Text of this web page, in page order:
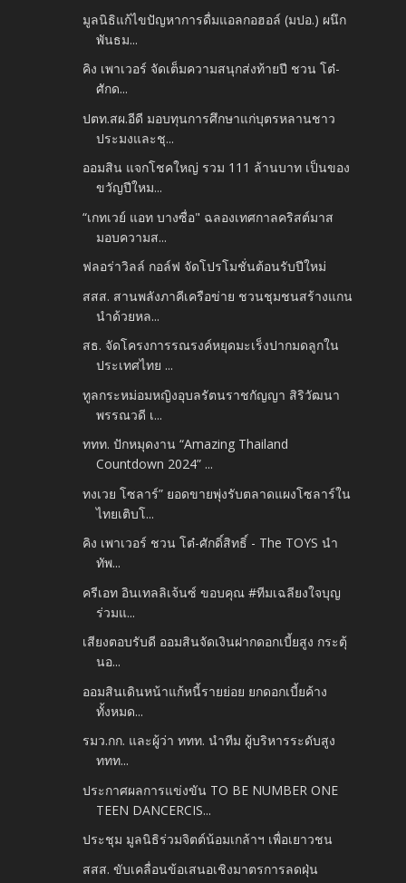
มูลนิธิแก้ไขปัญหาการดื่มแอลกอฮอล์ (มปอ.) ผนึก
พันธม...
คิง เพาเวอร์ จัดเต็มความสนุกส่งท้ายปี ชวน โต๋-
ศักด...
ปตท.สผ.อีดี มอบทุนการศึกษาแก่บุตรหลานชาว
ประมงและชุ...
ออมสิน แจกโชคใหญ่ รวม 111 ล้านบาท เป็นของ
ขวัญปีใหม...
“เกทเวย์ แอท บางซื่อ" ฉลองเทศกาลคริสต์มาส
มอบความส...
ฟลอร่าวิลล์ กอล์ฟ จัดโปรโมชั่นต้อนรับปีใหม่
สสส. สานพลังภาคีเครือข่าย ชวนชุมชนสร้างแกน
นำด้วยหล...
สธ. จัดโครงการรณรงค์หยุดมะเร็งปากมดลูกใน
ประเทศไทย ...
ทูลกระหม่อมหญิงอุบลรัตนราชกัญญา สิริวัฒนา
พรรณวดี เ...
ททท. ปักหมุดงาน “Amazing Thailand
Countdown 2024” ...
ทงเวย โซลาร์” ยอดขายพุ่งรับตลาดแผงโซลาร์ใน
ไทยเติบโ...
คิง เพาเวอร์ ชวน โต๋-ศักดิ์สิทธิ์ - The TOYS นำ
ทัพ...
ครีเอท อินเทลลิเจ้นซ์ ขอบคุณ #ทีมเฉลียงใจบุญ
ร่วมแ...
เสียงตอบรับดี ออมสินจัดเงินฝากดอกเบี้ยสูง กระตุ้
นอ...
ออมสินเดินหน้าแก้หนี้รายย่อย ยกดอกเบี้ยค้าง
ทั้งหมด...
รมว.กก. และผู้ว่า ททท. นำทีม ผู้บริหารระดับสูง
ททท...
ประกาศผลการแข่งขัน TO BE NUMBER ONE
TEEN DANCERCIS...
ประชุม มูลนิธิร่วมจิตต์น้อมเกล้าฯ เพื่อเยาวชน
สสส. ขับเคลื่อนข้อเสนอเชิงมาตรการลดฝุ่น